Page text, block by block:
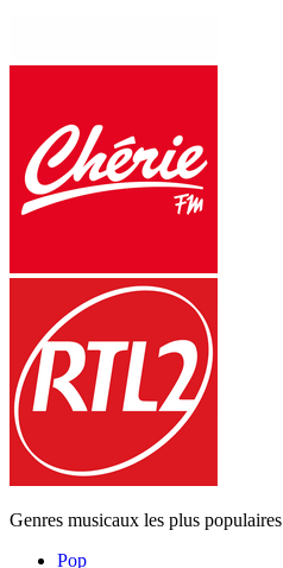
Genres musicaux les plus populaires
Pop